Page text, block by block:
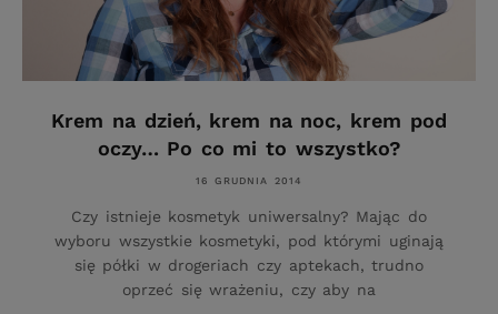
Krem na dzień, krem na noc, krem pod
oczy… Po co mi to wszystko?
16 GRUDNIA 2014
Czy istnieje kosmetyk uniwersalny? Mając do
wyboru wszystkie kosmetyki, pod którymi uginają
się półki w drogeriach czy aptekach, trudno
oprzeć się wrażeniu, czy aby na